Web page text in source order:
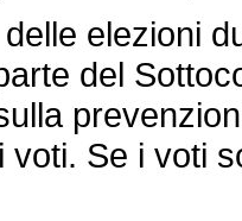
elezioni
del
voti. Se i voti